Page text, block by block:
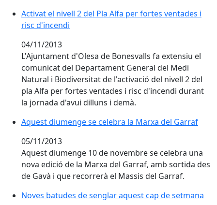
Activat el nivell 2 del Pla Alfa per fortes ventades i
risc d'incendi
04/11/2013
L'Ajuntament d'Olesa de Bonesvalls fa extensiu el
comunicat del Departament General del Medi
Natural i Biodiversitat de l'activació del nivell 2 del
pla Alfa per fortes ventades i risc d'incendi durant
la jornada d'avui dilluns i demà.
Aquest diumenge se celebra la Marxa del Garraf
05/11/2013
Aquest diumenge 10 de novembre se celebra una
nova edició de la Marxa del Garraf, amb sortida des
de Gavà i que recorrerà el Massis del Garraf.
Noves batudes de senglar aquest cap de setmana